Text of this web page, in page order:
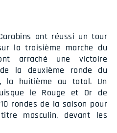
ont réussi un tour
la troisième marche du
arraché une victoire
la deuxième ronde du
la huitième au total. Un
le Rouge et Or de
rondes de la saison pour
masculin, devant les